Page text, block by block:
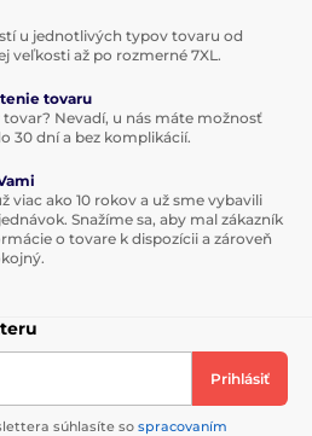
u jednotlivých typov tovaru od
veľkosti až po rozmerné 7XL.
tovaru
tovar? Nevadí, u nás máte možnosť
30 dní a bez komplikácií.
viac ako 10 rokov a už sme vybavili
Snažíme sa, aby mal zákazník
o tovare k dispozícii a zároveň
Prihlásiť
súhlasíte so spracovaním